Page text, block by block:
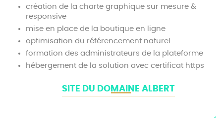
création de la charte graphique sur mesure &
responsive
mise en place de la boutique en ligne
optimisation du référencement naturel
formation des administrateurs de la plateforme
hébergement de la solution avec certificat https
SITE DU DOMAINE ALBERT